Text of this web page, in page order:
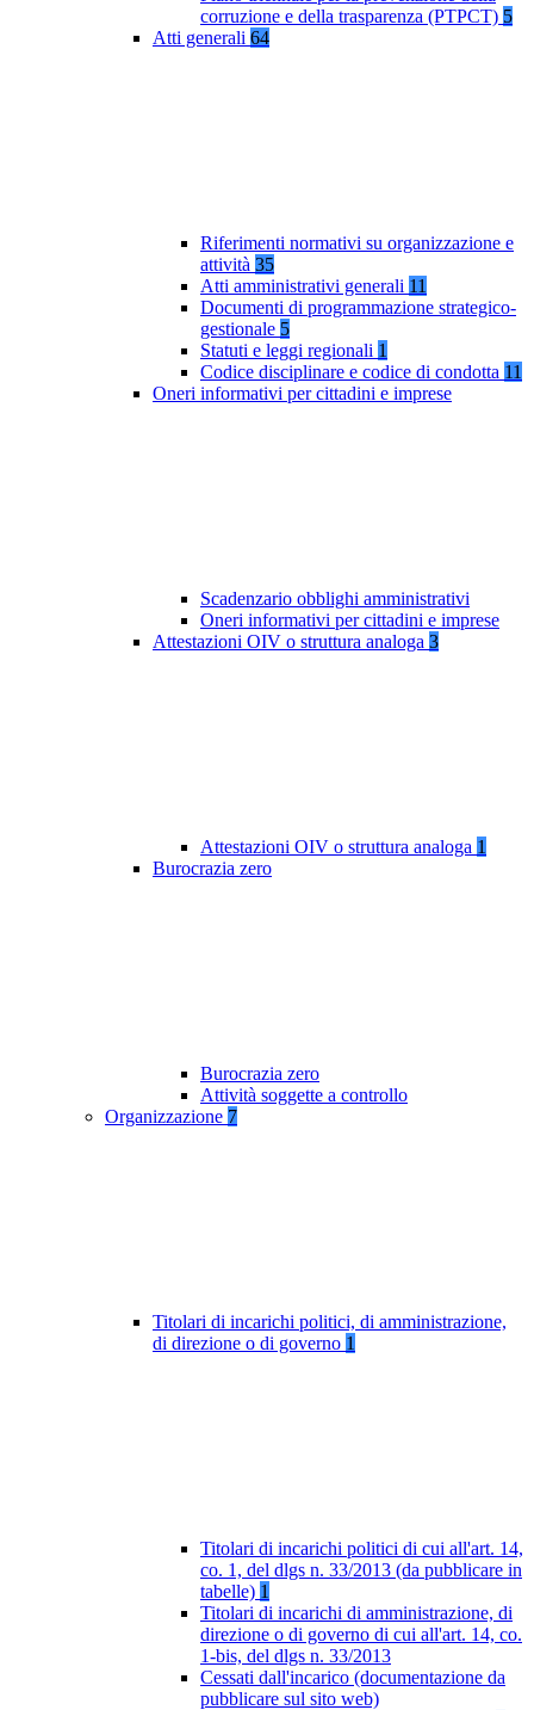
corruzione e della trasparenza (PTPCT) 5
Atti generali 64
Riferimenti normativi su organizzazione e
attività 35
Atti amministrativi generali 11
Documenti di programmazione strategico-
gestionale 5
Statuti e leggi regionali 1
Codice disciplinare e codice di condotta 11
Oneri informativi per cittadini e imprese
Scadenzario obblighi amministrativi
Oneri informativi per cittadini e imprese
Attestazioni OIV o struttura analoga 3
Attestazioni OIV o struttura analoga 1
Burocrazia zero
Burocrazia zero
Attività soggette a controllo
Organizzazione 7
Titolari di incarichi politici, di amministrazione,
di direzione o di governo 1
Titolari di incarichi politici di cui all'art. 14,
co. 1, del dlgs n. 33/2013 (da pubblicare in
tabelle) 1
Titolari di incarichi di amministrazione, di
direzione o di governo di cui all'art. 14, co.
1-bis, del dlgs n. 33/2013
Cessati dall'incarico (documentazione da
pubblicare sul sito web)